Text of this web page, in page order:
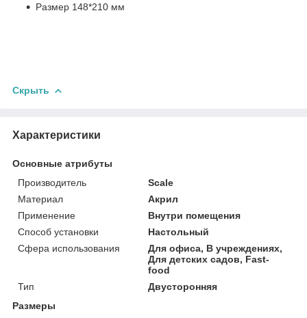
Размер 148*210 мм
Скрыть
Характеристики
Основные атрибуты
Производитель
Scale
Материал
Акрил
Применение
Внутри помещения
Способ установки
Настольный
Сфера использования
Для офиса, В учреждениях,
Для детских садов, Fast-
food
Тип
Двусторонняя
Размеры